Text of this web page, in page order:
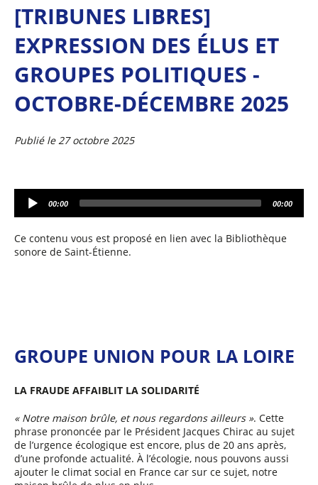
[TRIBUNES LIBRES]
EXPRESSION DES ÉLUS ET
GROUPES POLITIQUES -
OCTOBRE-DÉCEMBRE 2025
Publié le 27 octobre 2025
d
i
o
00:00 00:00
Ce contenu vous est proposé en lien avec la Bibliothèque
sonore de Saint-Étienne.
GROUPE UNION POUR LA LOIRE
LA FRAUDE AFFAIBLIT LA SOLIDARITÉ
« Notre maison brûle, et nous regardons ailleurs ». Cette
phrase prononcée par le Président Jacques Chirac au sujet
de l’urgence écologique est encore, plus de 20 ans après,
d’une profonde actualité. À l’écologie, nous pouvons aussi
ajouter le climat social en France car sur ce sujet, notre